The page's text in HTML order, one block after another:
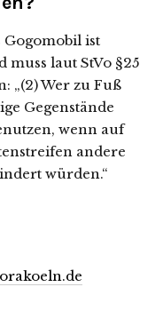
ist
laut StVo §25
„(2) Wer zu Fuß
Gegenstände
wenn auf
andere
würden.“